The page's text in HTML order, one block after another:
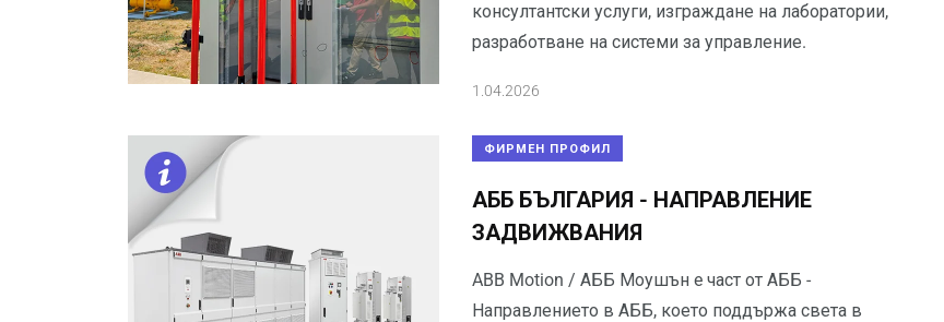
консултантски услуги, изграждане на лаборатории,
разработване на системи за управление.
1.04.2026
ФИРМЕН ПРОФИЛ
АББ БЪЛГАРИЯ - НАПРАВЛЕНИЕ
ЗАДВИЖВАНИЯ
ABB Motion / АББ Моушън e част от АББ -
Направлението в АББ, което поддържа света в